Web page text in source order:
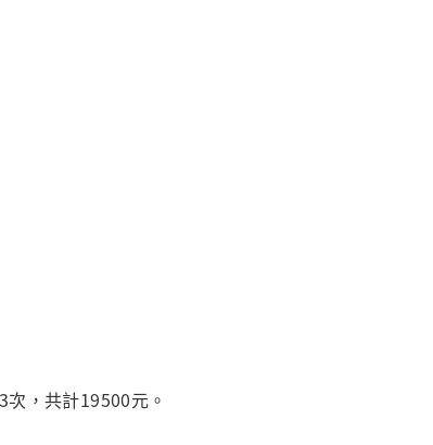
，共計19500元。